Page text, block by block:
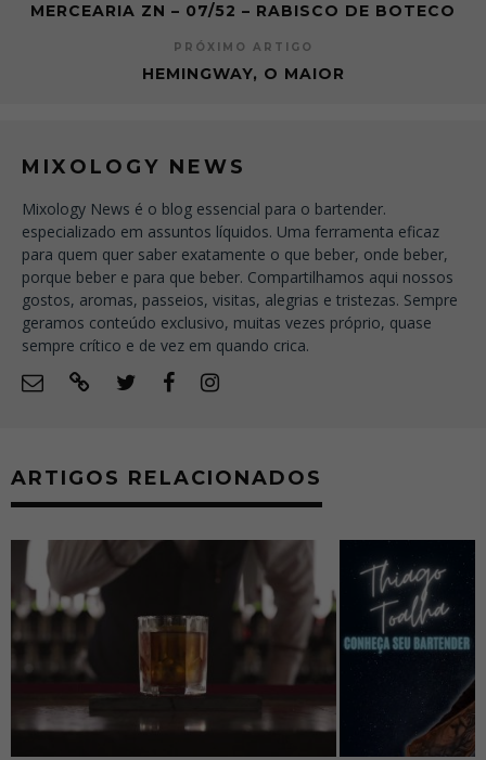
MERCEARIA ZN – 07/52 – RABISCO DE BOTECO
PRÓXIMO ARTIGO
HEMINGWAY, O MAIOR
MIXOLOGY NEWS
Mixology News é o blog essencial para o bartender.
especializado em assuntos líquidos. Uma ferramenta eficaz
para quem quer saber exatamente o que beber, onde beber,
porque beber e para que beber. Compartilhamos aqui nossos
gostos, aromas, passeios, visitas, alegrias e tristezas. Sempre
geramos conteúdo exclusivo, muitas vezes próprio, quase
sempre crítico e de vez em quando crica.
ARTIGOS RELACIONADOS